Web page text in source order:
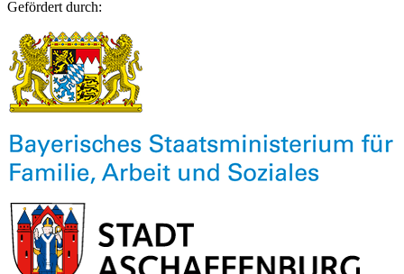
Gefördert durch: